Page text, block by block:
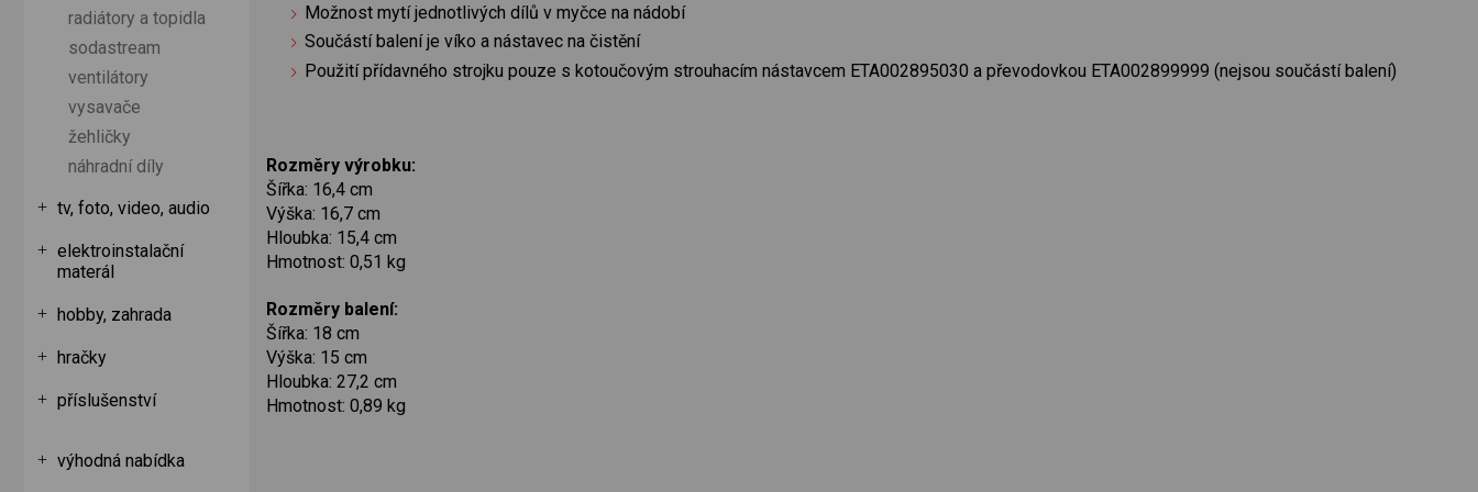
Možnost mytí jednotlivých dílů v myčce na nádobí
Součástí balení je víko a nástavec na čistění
Použití přídavného strojku pouze s kotoučovým strouhacím nástavcem ETA002895030 a převodovkou ETA002899999 (nejsou součástí balení)
Rozměry výrobku:
Šířka: 16,4 cm
Výška: 16,7 cm
Hloubka: 15,4 cm
Hmotnost: 0,51 kg
Rozměry balení:
Šířka: 18 cm
Výška: 15 cm
Hloubka: 27,2 cm
Hmotnost: 0,89 kg
radiátory a topidla
sodastream
ventilátory
vysavače
žehličky
náhradní díly
tv, foto, video, audio
elektroinstalační
materál
hobby, zahrada
hračky
příslušenství
výhodná nabídka